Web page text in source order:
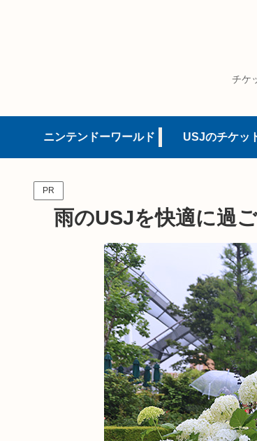
チケ
ニンテンドーワールド USJのチケッ
PR
雨のUSJを快適に過